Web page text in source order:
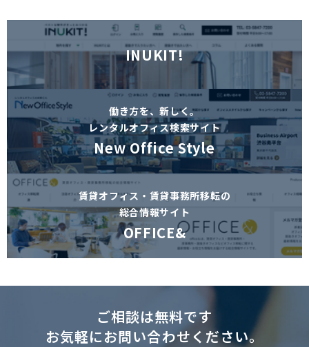
INUKIT!
働き方を、新しく。
レンタルオフィス検索サイト
New Office Style
賃貸オフィス・賃貸事務所移転の
総合情報サイト
OFFICE&
ご相談は無料です
お気軽にお問い合わせください。